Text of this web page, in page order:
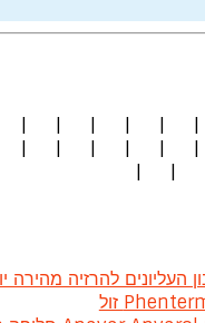
העליונים להרזיה מהירה